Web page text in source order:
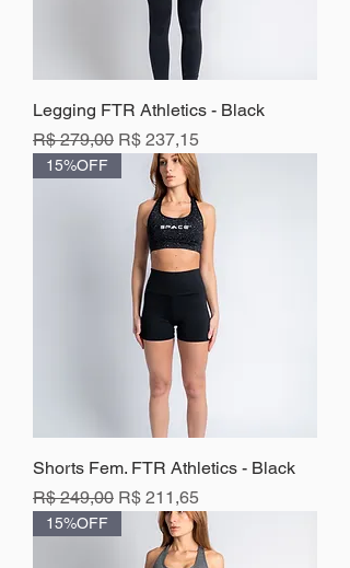
Legging FTR Athletics - Black
Preço normal
R$ 279,00 Preço promocional
R$ 237,15
15%OFF
Shorts Fem. FTR Athletics - Black
Preço normal
R$ 249,00 Preço promocional
R$ 211,65
15%OFF